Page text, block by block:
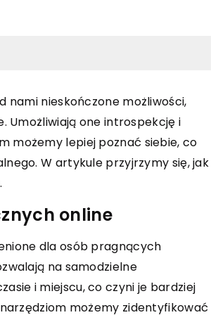
nami nieskończone możliwości,
Umożliwiają one introspekcję i
możemy lepiej poznać siebie, co
W artykule przyjrzymy się, jak
online
dla osób pragnących
na samodzielne
i miejscu, co czyni je bardziej
możemy zidentyfikować
INNE
14 kwietnia 2026
Zrównoważone rozwiązania smarne
ekologię maszyn rolniczych
Dowiedz się, jak nowoczesne środki
smarne mogą zwiększać efektywność
maszyn rolniczych, jednocześnie
minimalizując ich wpływ na